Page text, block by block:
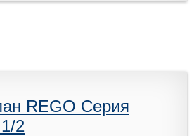
REGO Серия
2